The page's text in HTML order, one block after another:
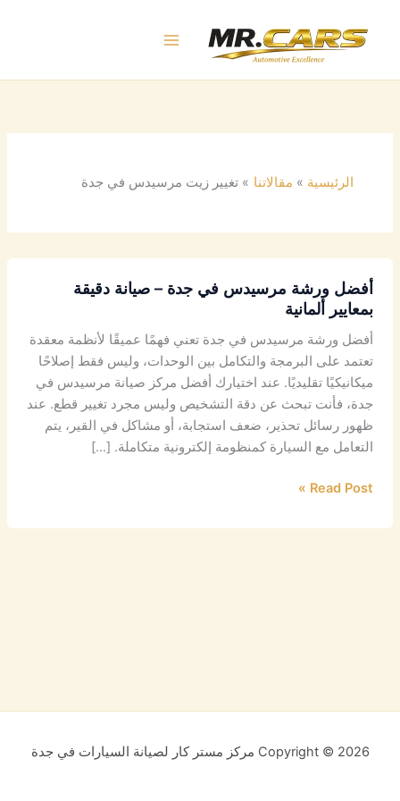
المحتوى
الرئيسية مقالاتنا تغيير زيت مرسيدس في جدة
أفضل ورشة مرسيدس في جدة – صيانة دقيقة
بمعايير ألمانية
أفضل ورشة مرسيدس في جدة تعني فهمًا عميقًا لأنظمة معقدة
تعتمد على البرمجة والتكامل بين الوحدات، وليس فقط إصلاحًا
ميكانيكيًا تقليديًا. عند اختيارك أفضل مركز صيانة مرسيدس في
جدة، فأنت تبحث عن دقة التشخيص وليس مجرد تغيير قطع. عند
ظهور رسائل تحذير، ضعف استجابة، أو مشاكل في القير، يتم
التعامل مع السيارة كمنظومة إلكترونية متكاملة. […]
Read Post »
Copyright © 2026 مركز مستر كار لصيانة السيارات في جدة